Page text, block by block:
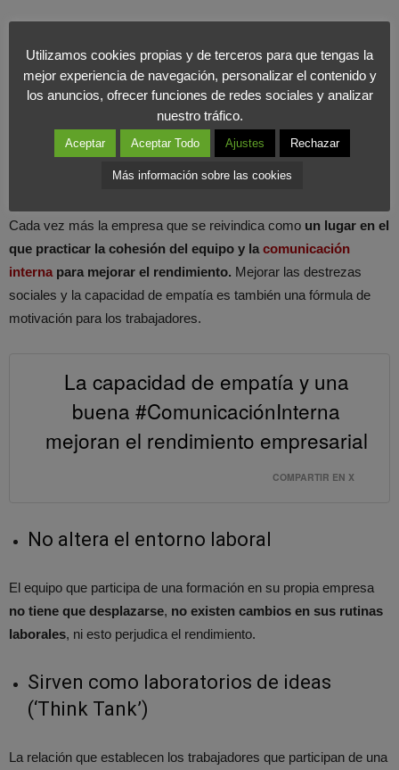
denomina esta metodología como“clase inversa”, es decir, el
directivo en cuestión ya tienen interiorizado los conceptos
teóricos y la clase es el espacio de entrenamiento en el que
los pone en práctica.
El factor humano
Cada vez más la empresa que se reivindica como un lugar en el
que practicar la cohesión del equipo y la comunicación
interna para mejorar el rendimiento. Mejorar las destrezas
sociales y la capacidad de empatía es también una fórmula de
motivación para los trabajadores.
La capacidad de empatía y una
buena #ComunicaciónInterna
mejoran el rendimiento empresarial
COMPARTIR EN X
No altera el entorno laboral
El equipo que participa de una formación en su propia empresa
no tiene que desplazarse, no existen cambios en sus rutinas
laborales, ni esto perjudica el rendimiento.
Sirven como laboratorios de ideas
(‘Think Tank’)
La relación que establecen los trabajadores que participan de una
Utilizamos cookies propias y de terceros para que tengas la
mejor experiencia de navegación, personalizar el contenido y
los anuncios, ofrecer funciones de redes sociales y analizar
nuestro tráfico.
Aceptar Aceptar Todo Ajustes Rechazar
Más información sobre las cookies